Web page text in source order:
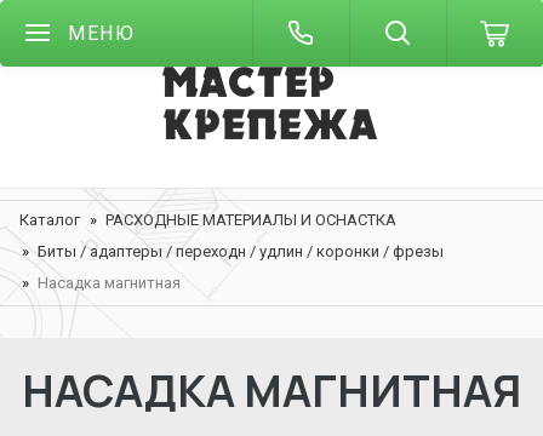
МЕНЮ
Каталог
РАСХОДНЫЕ МАТЕРИАЛЫ И ОСНАСТКА
Биты / адаптеры / переходн / удлин / коронки / фрезы
Насадка магнитная
НАСАДКА МАГНИТНАЯ